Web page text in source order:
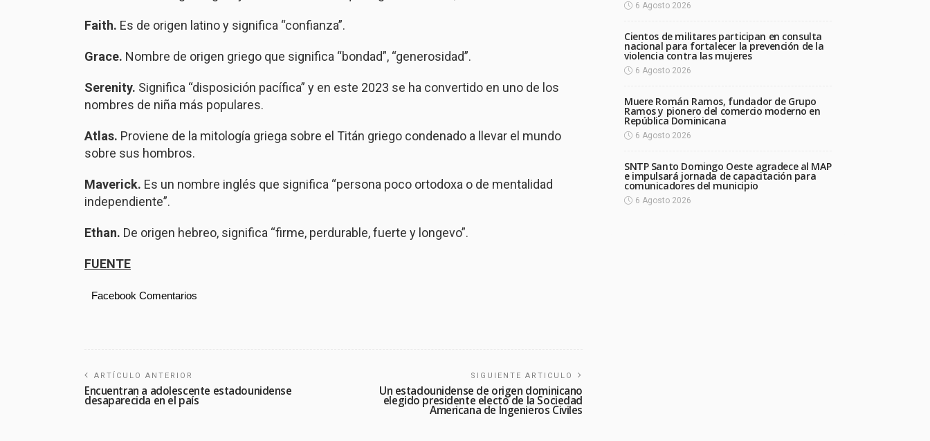
Faith. Es de origen latino y significa “confianza”.
Grace. Nombre de origen griego que significa “bondad”, “generosidad”.
Serenity. Significa “disposición pacífica” y en este 2023 se ha convertido en uno de los
nombres de niña más populares.
Atlas. Proviene de la mitología griega sobre el Titán griego condenado a llevar el mundo
sobre sus hombros.
Maverick. Es un nombre inglés que significa “persona poco ortodoxa o de mentalidad
independiente”.
Ethan. De origen hebreo, significa “firme, perdurable, fuerte y longevo”.
FUENTE
Facebook Comentarios
ARTÍCULO ANTERIOR
Encuentran a adolescente estadounidense
desaparecida en el país
SIGUIENTE ARTICULO
Un estadounidense de origen dominicano
elegido presidente electo de la Sociedad
Americana de Ingenieros Civiles
6 Agosto 2026
Cientos de militares participan en consulta
nacional para fortalecer la prevención de la
violencia contra las mujeres
6 Agosto 2026
Muere Román Ramos, fundador de Grupo
Ramos y pionero del comercio moderno en
República Dominicana
6 Agosto 2026
SNTP Santo Domingo Oeste agradece al MAP
e impulsará jornada de capacitación para
comunicadores del municipio
6 Agosto 2026